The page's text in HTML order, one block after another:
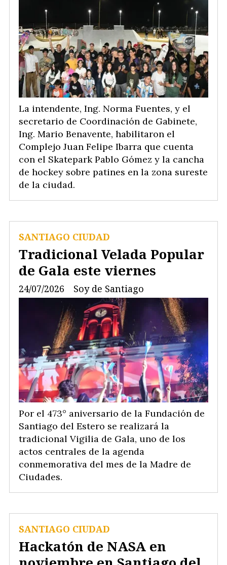
La intendente, Ing. Norma Fuentes, y el
secretario de Coordinación de Gabinete,
Ing. Mario Benavente, habilitaron el
Complejo Juan Felipe Ibarra que cuenta
con el Skatepark Pablo Gómez y la cancha
de hockey sobre patines en la zona sureste
de la ciudad.
Tradicional Velada Popular
de Gala este viernes
Soy de Santiago
SANTIAGO CIUDAD
24/07/2026
Por el 473° aniversario de la Fundación de
Santiago del Estero se realizará la
tradicional Vigilia de Gala, uno de los
actos centrales de la agenda
conmemorativa del mes de la Madre de
Ciudades.
Hackatón de NASA en
SANTIAGO CIUDAD